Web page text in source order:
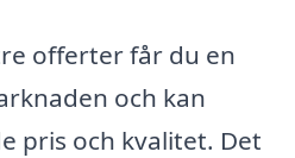
offerter får du en
och kan
pris och kvalitet. Det